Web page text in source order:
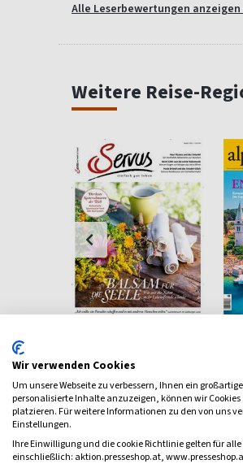
Alle Leserbewertungen anzeigen
Weitere Reise-
4,80
Österreichischer Lifestyle
ab 4,99 €
(monatlich) 4,62 (3
Wir verwenden Cookies
Um unsere Webseite zu verbessern, Ihnen ein
personalisierte Inhalte anzuzeigen, können wir
platzieren. Für weitere Informationen zu den von uns
Einstellungen.
Ihre Einwilligung und die cookie Richtlinie gelten für alle
einschließlich: aktion.presseshop.at,